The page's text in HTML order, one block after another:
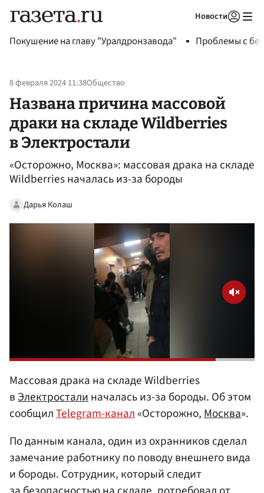
Новости
Покушение на главу "Уралдронзавода" Проблемы с
8 февраля 2024 11:38Общество
Названа причина массовой
драки на складе Wildberries
в Электростали
«Осторожно, Москва»: массовая драка на складе
Wildberries началась из-за бороды
Дарья Колаш
Массовая драка на складе Wildberries
вЭлектросталиначалась из-за бороды. Об этом
сообщилTelegram-канал«Осторожно,Москва».
По данным канала, один из охранников сделал
замечание работнику по поводу внешнего вида
и бороды. Сотрудник, который следит